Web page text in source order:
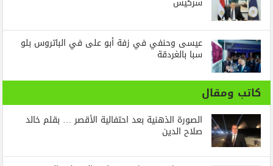
عيسى وحنفي في زفة أبو على في الباتروس بلو
سبا بالغردقة
كاتب ومقال
الصورة الذهنية بعد احتفالية الأقصر … بقلم خالد
صلاح الدين